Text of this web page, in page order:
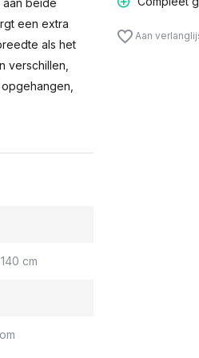
beide
een extra
als het
verschillen,
cm
Aan